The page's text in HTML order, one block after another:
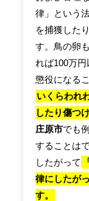
律」という
を捕獲した
す。鳥の卵
れば100万
懲役になる
いくらわれ
したり傷つ
庄原市でも
することは
したがって
律にしたが
す。